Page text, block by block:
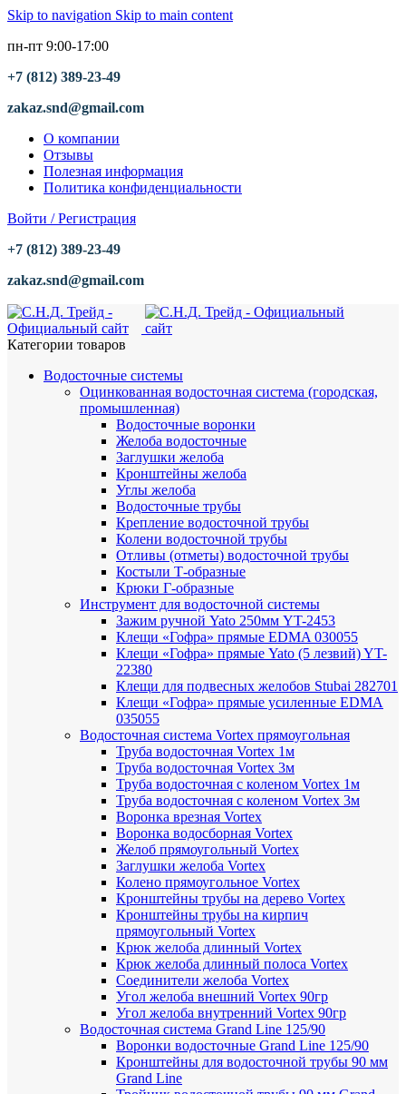
Skip to navigation Skip to main content
пн-пт 9:00-17:00
+7 (812) 389-23-49
zakaz.snd@gmail.com
О компании
Отзывы
Полезная информация
Политика конфиденциальности
Войти / Регистрация
+7 (812) 389-23-49
zakaz.snd@gmail.com
Категории товаров
Водосточные системы
Оцинкованная водосточная система (городская,
промышленная)
Водосточные воронки
Желоба водосточные
Заглушки желоба
Кронштейны желоба
Углы желоба
Водосточные трубы
Крепление водосточной трубы
Колени водосточной трубы
Отливы (отметы) водосточной трубы
Костыли Т-образные
Крюки Г-образные
Инструмент для водосточной системы
Зажим ручной Yato 250мм YT-2453
Клещи «Гофра» прямые EDMA 030055
Клещи «Гофра» прямые Yato (5 лезвий) YT-
22380
Клещи для подвесных желобов Stubai 282701
Клещи «Гофра» прямые усиленные EDMA
035055
Водосточная система Vortex прямоугольная
Труба водосточная Vortex 1м
Труба водосточная Vortex 3м
Труба водосточная с коленом Vortex 1м
Труба водосточная с коленом Vortex 3м
Воронка врезная Vortex
Воронка водосборная Vortex
Желоб прямоугольный Vortex
Заглушки желоба Vortex
Колено прямоугольное Vortex
Кронштейны трубы на дерево Vortex
Кронштейны трубы на кирпич
прямоугольный Vortex
Крюк желоба длинный Vortex
Крюк желоба длинный полоса Vortex
Соединители желоба Vortex
Угол желоба внешний Vortex 90гр
Угол желоба внутренний Vortex 90гр
Водосточная система Grand Line 125/90
Воронки водосточные Grand Line 125/90
Кронштейны для водосточной трубы 90 мм
Grand Line